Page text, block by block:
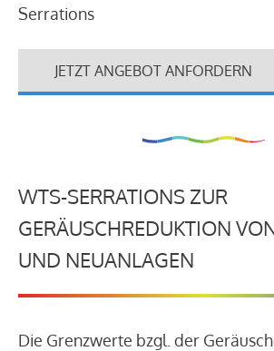
Serrations
JETZT ANGEBOT ANFORDERN
WTS-SERRATIONS ZUR
GERÄUSCHREDUKTION
UND NEUANLAGEN
Die Grenzwerte bzgl. der